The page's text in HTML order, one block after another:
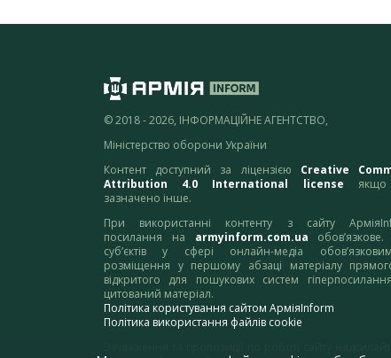
© 2018 - 2026, ІНФОРМАЦІЙНЕ АГЕНТСТВО,
Міністерство оборони України
Контент доступний за ліцензією Creative
Attribution 4.0 International license
зазначено інше.
При використанні контенту з сайту
посилання на armyinform.com.ua
суб’єктів у сфері онлайн-медіа
розміщення у першому абзаці матеріалу
відкритого для пошукових систем
цитований матеріал.
Політика користування сайтом АрміяInform
Політика використання файлів cookie